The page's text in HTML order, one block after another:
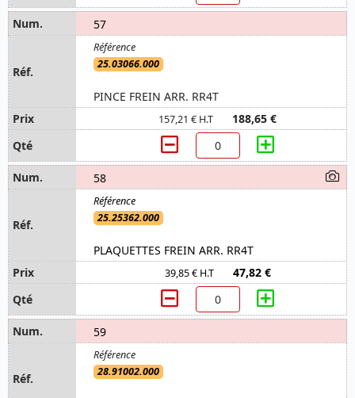
57
25.03066.000
PINCE FREIN ARR. RR4T
157,21 € H.T 188,65 €
58
25.25362.000
PLAQUETTES FREIN ARR. RR4T
39,85 € H.T 47,82 €
59
28.91002.000